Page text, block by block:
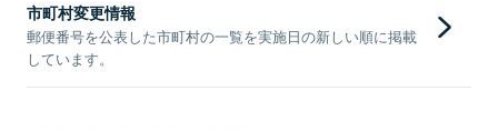
市町村変更情報
郵便番号を公表した市町村の一覧を実施日の新しい順に掲載
しています。